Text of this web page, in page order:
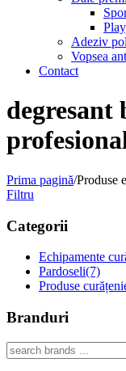
Adeziv
Vopsea
Contact
degresant
Prima pagină/Produse
Filtru
Categorii
Echipamente
Pardoseli(7)
Produse
Branduri